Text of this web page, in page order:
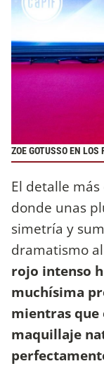
ZOE GOTUSSO EN
El detalle
donde unas
simetría y
dramatismo
rojo intenso
muchísima
mientras que
maquillaje